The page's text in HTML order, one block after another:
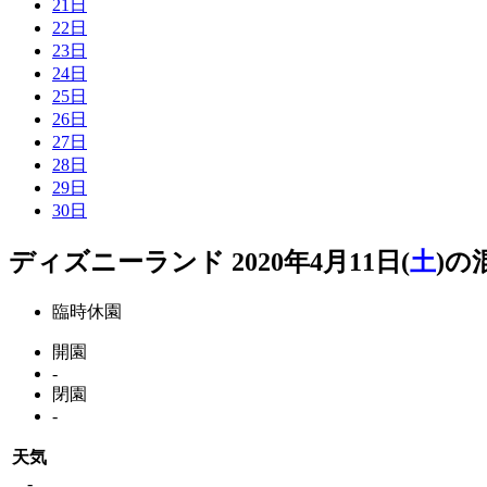
21日
22日
23日
24日
25日
26日
27日
28日
29日
30日
ディズニーランド 2020年4月11日(土)の
臨時休園
開園
-
閉園
-
天気
-